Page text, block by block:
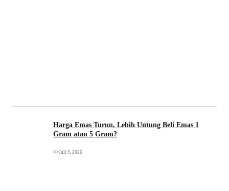
Harga Emas Turun, Lebih Untung Beli Emas 1
Gram atau 5 Gram?
Juli 9, 2026